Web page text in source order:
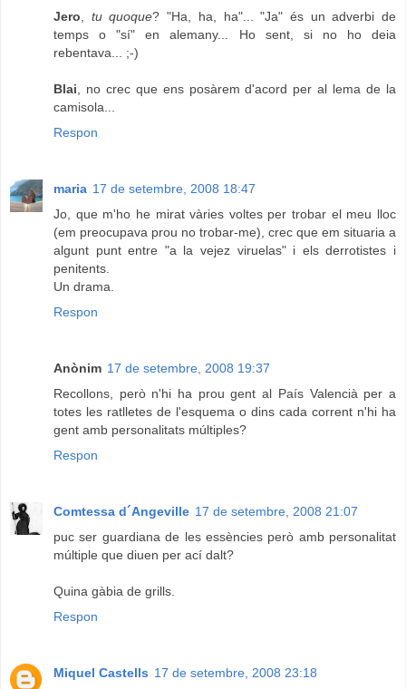
Jero tu quoque? "Ha, ha, ha"... "Ja" és un adverbi de
temps o "sí" en alemany... Ho sent, si no ho deia
rebentava... ;-)
Blai , no crec que ens posàrem d'acord per al lema de la
camisola...
Respon
maria 17 de setembre, 2008 18:47
Jo, que m'ho he mirat vàries voltes per trobar el meu lloc
(em preocupava prou no trobar-me), crec que em situaria a
algunt punt entre "a la vejez viruelas" i els derrotistes i
penitents.
Un drama.
Respon
Anònim 17 de setembre, 2008 19:37
Recollons, però n'hi ha prou gent al País Valencià per a
totes les ratlletes de l'esquema o dins cada corrent n'hi ha
gent amb personalitats múltiples?
Respon
Comtessa d´Angeville 17 de setembre, 2008 21:07
puc ser guardiana de les essències però amb personalitat
múltiple que diuen per ací dalt?
Quina gàbia de grills.
Respon
Miquel Castells 17 de setembre, 2008 23:18